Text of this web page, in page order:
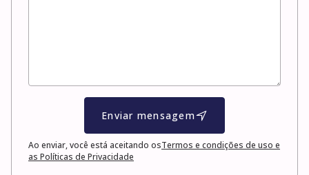
Enviar mensagem
Ao enviar, você está aceitando osTermos e condições de uso e
as Políticas de Privacidade